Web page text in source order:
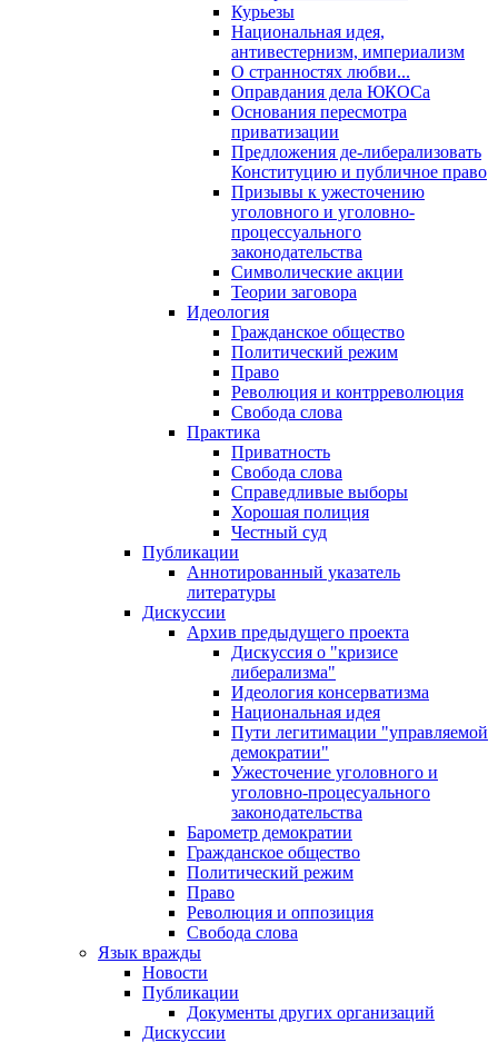
Курьезы
Национальная идея,
антивестернизм, империализм
О странностях любви...
Оправдания дела ЮКОСа
Основания пересмотра
приватизации
Предложения де-либерализовать
Конституцию и публичное право
Призывы к ужесточению
уголовного и уголовно-
процессуального
законодательства
Символические акции
Теории заговора
Идеология
Гражданское общество
Политический режим
Право
Революция и контрреволюция
Свобода слова
Практика
Приватность
Свобода слова
Справедливые выборы
Хорошая полиция
Честный суд
Публикации
Аннотированный указатель
литературы
Дискуссии
Архив предыдущего проекта
Дискуссия о "кризисе
либерализма"
Идеология консерватизма
Национальная идея
Пути легитимации "управляемой
демократии"
Ужесточение уголовного и
уголовно-процесуального
законодательства
Барометр демократии
Гражданское общество
Политический режим
Право
Революция и оппозиция
Свобода слова
Язык вражды
Новости
Публикации
Документы других организаций
Дискуссии